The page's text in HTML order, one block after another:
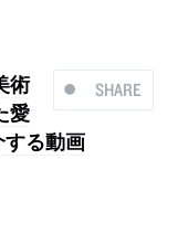
SHARE
術
愛
る動画